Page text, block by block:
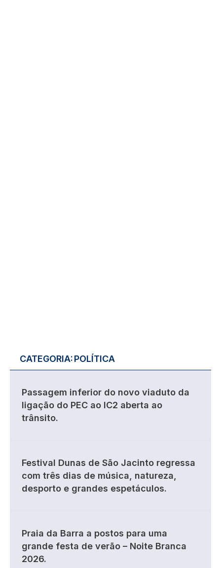
CATEGORIA:POLÍTICA
Passagem inferior do novo viaduto da
ligação do PEC ao IC2 aberta ao
trânsito.
Festival Dunas de São Jacinto regressa
com três dias de música, natureza,
desporto e grandes espetáculos.
Praia da Barra a postos para uma
grande festa de verão – Noite Branca
2026.